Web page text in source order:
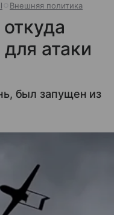
Внешняя политика
атаки
был запущен из